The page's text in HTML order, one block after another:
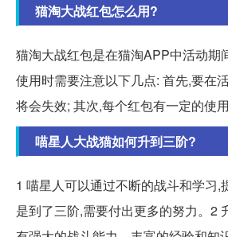
猫淘大战红包怎么用?
猫淘大战红包是在猫淘APP中活动期
使用时需要注意以下几点: 首先,要在
将会失效; 其次,每个红包有一定的使
喵星人大战猫如何升到三阶?
1 喵星人可以通过不断的战斗和学习,
是到了三阶,需要付出更多的努力。2